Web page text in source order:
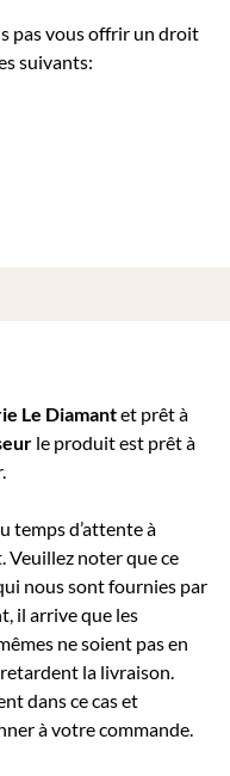
pas vous offrir un droit
suivants:
Le Diamantet prêt à
le produit est prêt à
temps d’attente à
Veuillez noter que ce
nous sont fournies par
il arrive que les
ne soient pas en
la livraison.
dans ce cas et
à votre commande.